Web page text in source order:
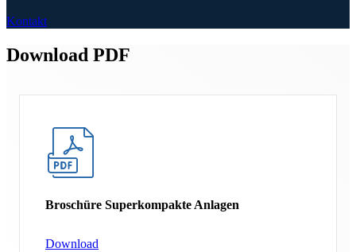
Kontakt
Download PDF
Broschüre Superkompakte Anlagen
Download